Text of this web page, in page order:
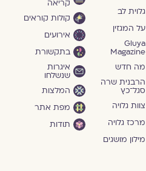
גלוית לב
על המגזין
Gluya
Magazine
מה חדש
הרבנית שרה
סגל־כץ
צוות גלויה
מרכז גלויה
מילון מושגים
קריאה
קולות קוראים
אירועים
בתקשורת
איגרות
שנשלחו
המלצות
מפת אתר
תודות